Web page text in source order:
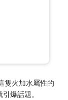
隻火加水屬性的
爆話題。